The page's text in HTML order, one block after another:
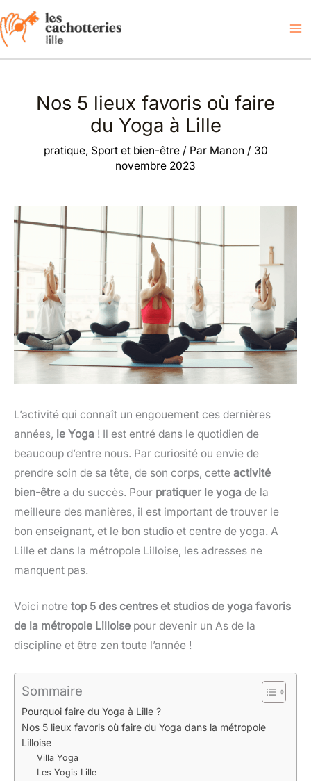
Aller
au
contenu
Nos 5 lieux favoris où faire
du Yoga à Lille
pratique, Sport et bien-être/ Par Manon / 30
novembre 2023
L’activité qui connaît un engouement ces dernières
années, le Yoga ! Il est entré dans le quotidien de
beaucoup d’entre nous. Par curiosité ou envie de
prendre soin de sa tête, de son corps, cette activité
bien-être a du succès. Pour pratiquer le yoga de la
meilleure des manières, il est important de trouver le
bon enseignant, et le bon studio et centre de yoga. A
Lille et dans la métropole Lilloise, les adresses ne
manquent pas.
Voici notre top 5 des centres et studios de yoga favoris
de la métropole Lilloise pour devenir un As de la
discipline et être zen toute l’année !
Sommaire
Pourquoi faire du Yoga à Lille ?
Nos 5 lieux favoris où faire du Yoga dans la métropole
Lilloise
Villa Yoga
Les Yogis Lille